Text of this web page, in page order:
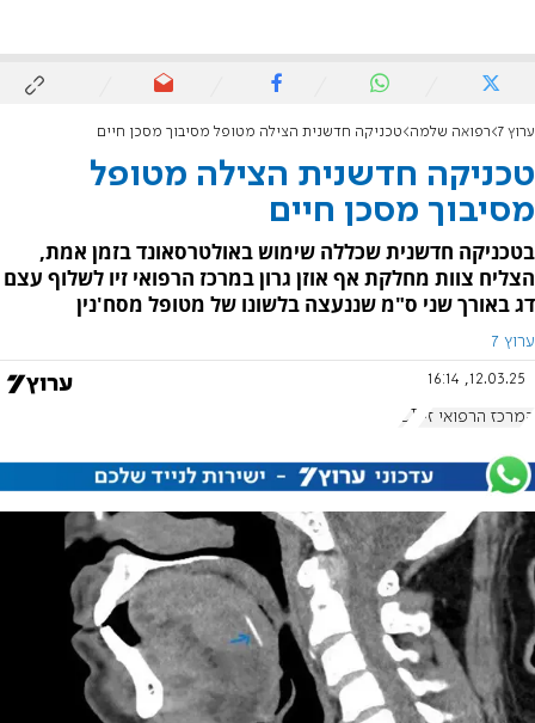
ערוץ 7 רפואה שלמה טכניקה חדשנית הצילה מטופל מסיבוך מסכן חיים
טכניקה חדשנית הצילה מטופל
מסיבוך מסכן חיים
בטכניקה חדשנית שכללה שימוש באולטרסאונד בזמן אמת,
הצליח צוות מחלקת אף אוזן גרון במרכז הרפואי זיו לשלוף עצם
דג באורך שני ס"מ שננעצה בלשונו של מטופל מסח'נין
ערוץ 7
12.03.25, 16:14
המרכז הרפואי זיו CT